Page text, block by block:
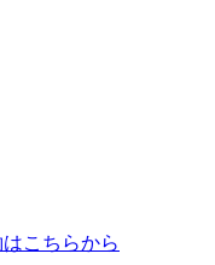
こちらから